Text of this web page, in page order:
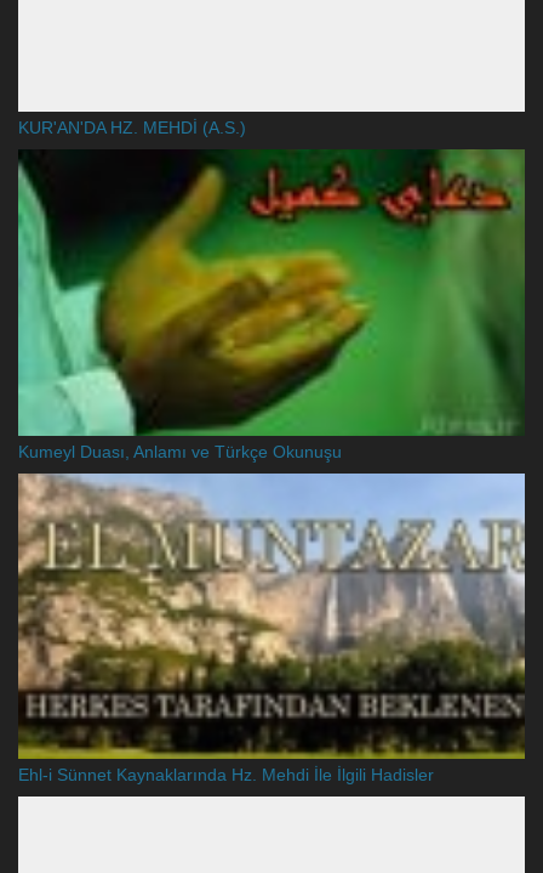
KUR'AN'DA HZ. MEHDİ (A.S.)
Kumeyl Duası, Anlamı ve Türkçe Okunuşu
Ehl-i Sünnet Kaynaklarında Hz. Mehdi İle İlgili Hadisler